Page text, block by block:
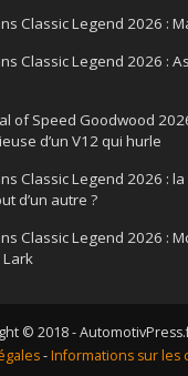
Classic Legend 2026 :
Classic Legend 2026 :
of Speed Goodwood
d’un V12 qui hurle
Classic Legend 2026 :
d’un autre ?
Classic Legend 2026 :
© 2018 -
-Informations sur les